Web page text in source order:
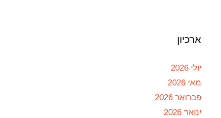
ארכיון
יולי 2026
מאי 2026
פברואר 2026
ינואר 2026